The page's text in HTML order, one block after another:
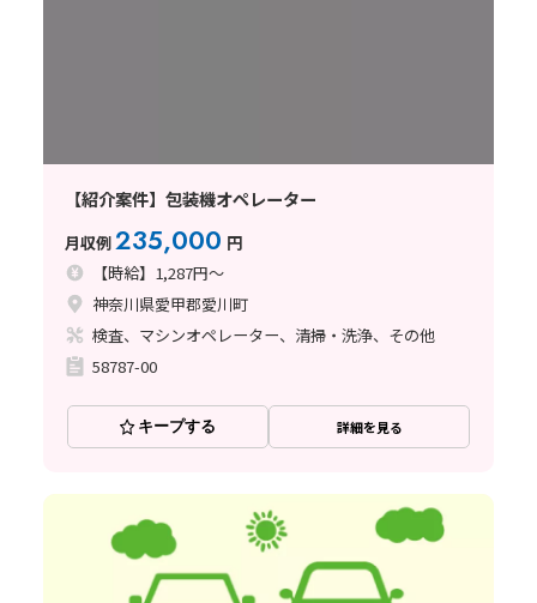
【紹介案件】包装機オペレーター
月収例235,000 円
【時給】1,287円～
神奈川県愛甲郡愛川町
検査、マシンオペレーター、清掃・洗浄、その他
58787-00
キープする 詳細を見る